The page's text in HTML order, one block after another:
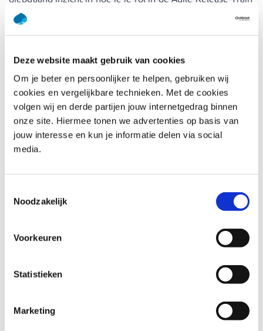
Deze website maakt gebruik van cookies
Om je beter en persoonlijker te helpen, gebruiken wij
cookies en vergelijkbare technieken. Met de cookies
volgen wij en derde partijen jouw internetgedrag binnen
onze site. Hiermee tonen we advertenties op basis van
jouw interesse en kun je informatie delen via social
media.
Noodzakelijk
Voorkeuren
Statistieken
Marketing
(ART) effectief kunt vervullen, door elk Planning Interval
(PI) waarde op te leveren.
Epics op te splitsen in Features en Stories, Features en
Stories te verfijnen, ART en Team Backlogs te beheren en
iteraties en PI’s te plannen en uit te voeren. Je ontdekt
ook hoe de Continuous Delivery Pipeline en DevOps-
cultuur bijdragen aan de continue verbetering van de
ART.
verantwoordelijkheden
Leiding geven aan PI-planning